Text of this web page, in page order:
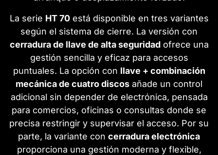
La serie HT 70está disponible en tres variantes
según el sistema de cierre. La versión con
cerradura de llave de alta seguridadofrece una
gestión sencilla y eficaz para accesos
puntuales. La opción con llave + combinación
mecánica de cuatro discos añade un control
adicional sin depender de electrónica, pensada
para comercios, oficinas o consultas donde se
precisa restringir y supervisar el acceso. Por su
parte, la variante con cerradura electrónica
proporciona una gestión moderna y flexible,